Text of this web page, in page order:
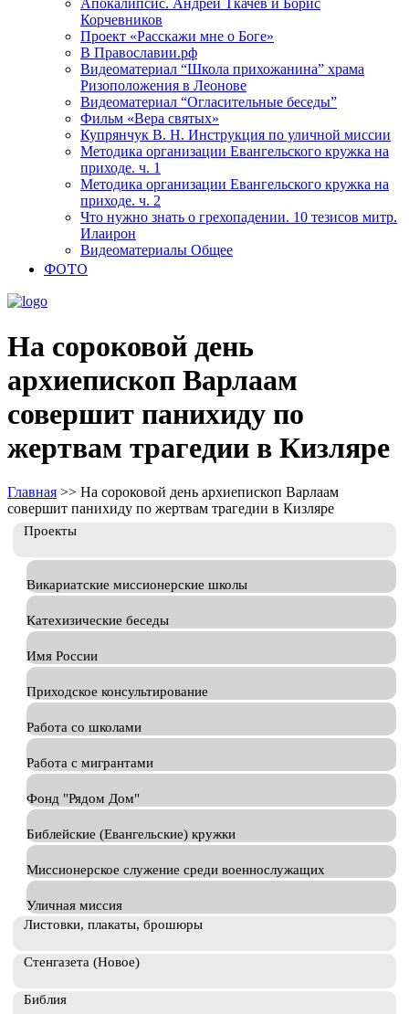
Апокалипсис. Андрей Ткачев и Борис
Корчевников
Проект «Расскажи мне о Боге»
В Православии.рф
Видеоматериал “Школа прихожанина” храма
Ризоположения в Леонове
Видеоматериал “Огласительные беседы”
Фильм «Вера святых»
Купрянчук В. Н. Инструкция по уличной миссии
Методика организации Евангельского кружка на
приходе. ч. 1
Методика организации Евангельского кружка на
приходе. ч. 2
Что нужно знать о грехопадении. 10 тезисов митр.
Илаирон
Видеоматериалы Общее
ФОТО
На сороковой день
архиепископ Варлаам
совершит панихиду по
жертвам трагедии в Кизляре
Главная >> На сороковой день архиепископ Варлаам
совершит панихиду по жертвам трагедии в Кизляре
Проекты
Викариатские миссионерские школы
Катехизические беседы
Имя России
Приходское консультирование
Работа со школами
Работа с мигрантами
Фонд "Рядом Дом"
Библейские (Евангельские) кружки
Миссионерское служение среди военнослужащих
Уличная миссия
Листовки, плакаты, брошюры
Стенгазета (Новое)
Библия